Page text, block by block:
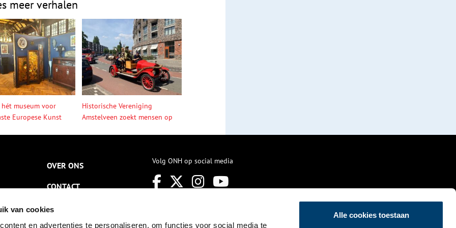
van cookies
en advertenties te personaliseren, om functies voor social media te
Alle cookies toestaan
meer verhalen
hét museum voor
Europese Kunst
Historische Vereniging
Amstelveen zoekt mensen op
OVER ONS
CONTACT
NIEUWSBRIEF
Volg ONH op social media